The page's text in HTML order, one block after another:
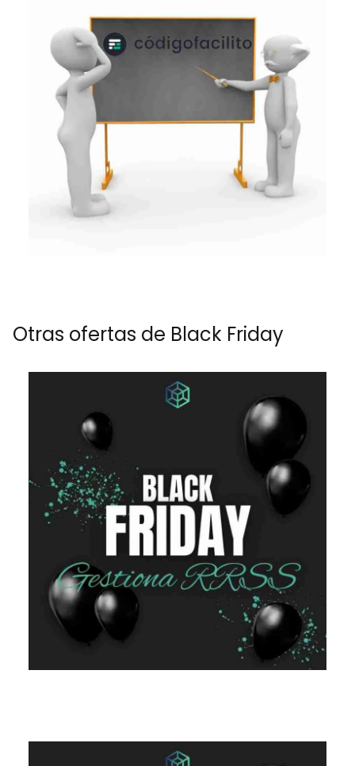
Otras ofertas de Black Friday